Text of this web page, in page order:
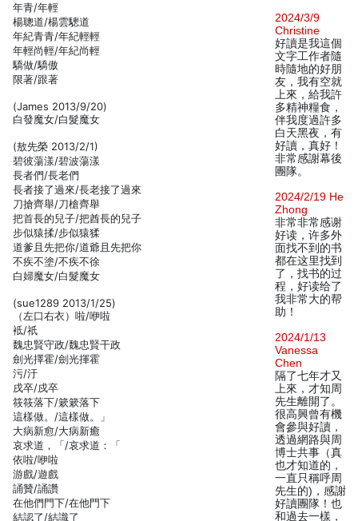
年青/年輕
楊聰道/楊雲驄道
年紀青青/年紀輕輕
年輕尚輕/年紀尚輕
驕做/驕傲
限著/跟著
(James 2013/9/20)
白發魔女/白髮魔女
(敖先榮 2013/2/1)
碧彼蕩漾/碧波蕩漾
長者們/長老們
長者接了過來/長老接了過來
刀搶齊舉/刀槍齊舉
把首長的兒子/把酋長的兒子
步似猿揉/步似猿猱
道爹且先把你/道爺且先把你
不疾不塗/不疾不徐
白婦魔女/白髮魔女
(sue1289 2013/1/25)
（左口右衣）啦/咿啦
袛/祇
魏忠賢守政/魏忠賢干政
劍光擇霍/劍光揮霍
污/汙
戌卒/戍卒
筱筱落下/簌簌落下
這樣做。/這樣做。」
大病新愈/大病新癒
哀求道，「/哀求道：「
依啦/咿啦
游戲/遊戲
誦贊/誦讚
在他們門下/在他門下
結認了/結識了
2024/3/9
Christine
好讀是我這個
文字工作者隨
時隨地的好朋
友，我有空就
上來，給我許
多精神糧食，
伴我度過許多
白天黑夜，有
好讀，真好！
非常感謝幕後
團隊。
2024/2/19 He
Zhong
非常非常感谢
好读，许多外
面找不到的书
都在这里找到
了，找书的过
程，好读给了
我非常大的帮
助！
2024/1/13
Vanessa
Chen
隔了七年才又
上來，才知周
先生離開了。
很高興曾有機
會參與好讀，
透過網路與周
博士共事（真
也才知道的，
一直只稱呼周
先生的)，感謝
好讀團隊！也
和過去一樣，